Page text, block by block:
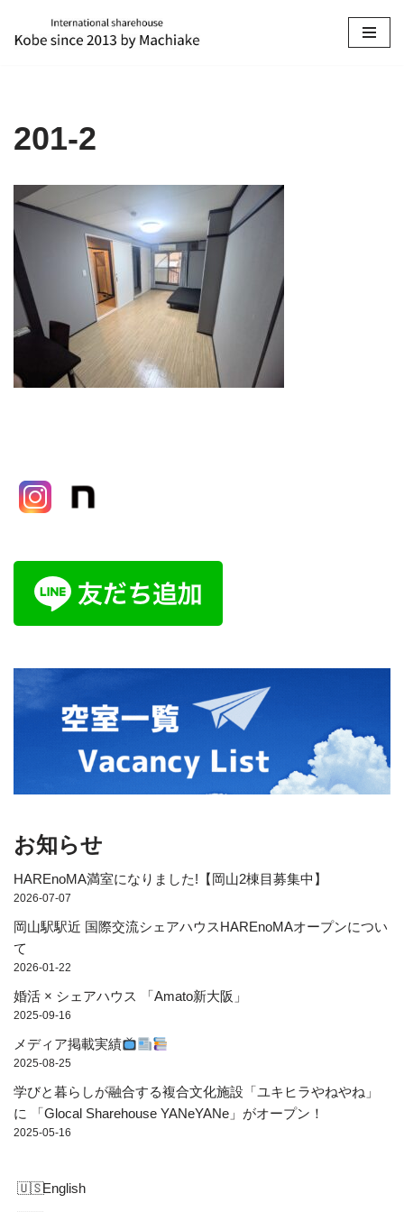
コ
ツ
キ
プ
201-2
お知らせ
HAREnoMA満室になりました!【岡山2棟目募集中】
2026-07-07
岡山駅駅近 国際交流シェアハウスHAREnoMAオープンについ
て
2026-01-22
婚活 × シェアハウス 「Amato新大阪」
2025-09-16
メディア掲載実績
2025-08-25
学びと暮らしが融合する複合文化施設「ユキヒラやねやね」
に 「Glocal Sharehouse YANeYANe」がオープン！
2025-05-16
English